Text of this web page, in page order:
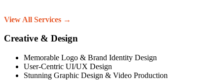
View All Services →
Creative & Design
Memorable Logo & Brand Identity Design
User-Centric UI/UX Design
Stunning Graphic Design & Video Production